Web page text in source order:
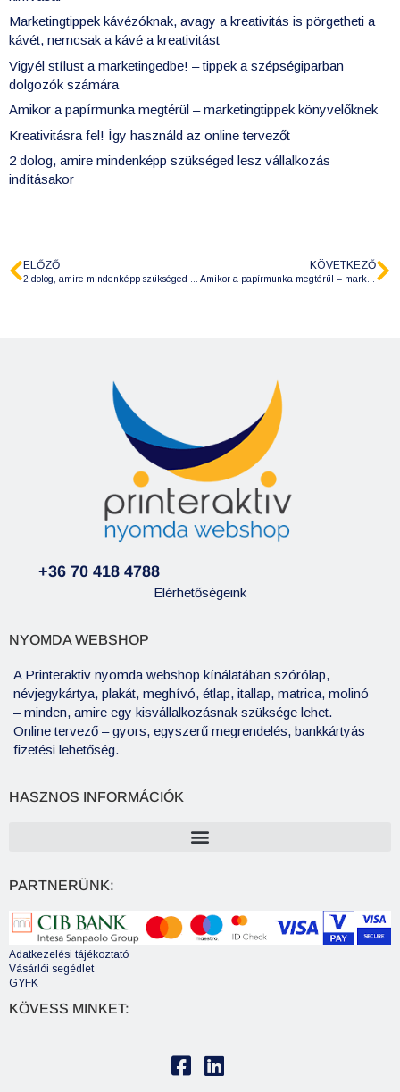
Marketingtippek kávézóknak, avagy a kreativitás is pörgetheti a
kávét, nemcsak a kávé a kreativitást
Vigyél stílust a marketingedbe! – tippek a szépségiparban
dolgozók számára
Amikor a papírmunka megtérül – marketingtippek könyvelőknek
Kreativitásra fel! Így használd az online tervezőt
2 dolog, amire mindenképp szükséged lesz vállalkozás
indításakor
ELŐZŐ KÖVETKEZŐ
Amikor a papírmunka megtérül – marketingtippek könyvelőknek
+36 70 418 4788
Elérhetőségeink
NYOMDA WEBSHOP
A Printeraktiv nyomda webshop kínálatában szórólap,
névjegykártya, plakát, meghívó, étlap, itallap, matrica, molinó
– minden, amire egy kisvállalkozásnak szüksége lehet.
Online tervező – gyors, egyszerű megrendelés, bankkártyás
fizetési lehetőség.
HASZNOS INFORMÁCIÓK
PARTNERÜNK:
Adatkezelési tájékoztató
Vásárlói segédlet
GYFK
KÖVESS MINKET: